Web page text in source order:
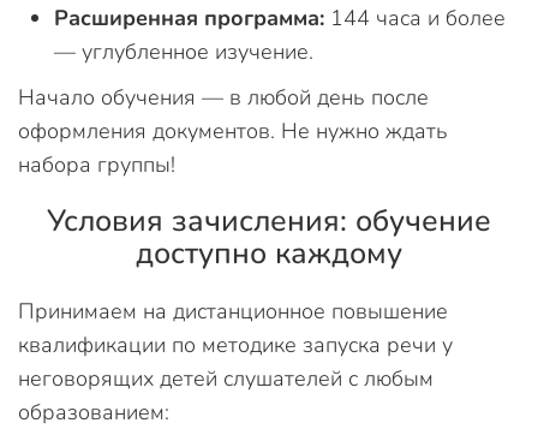
Расширенная программа: 144 часа и более
— углубленное изучение.
Начало обучения — в любой день после
оформления документов. Не нужно ждать
набора группы!
Условия зачисления: обучение
доступно каждому
Принимаем на дистанционное повышение
квалификации по методике запуска речи у
неговорящих детей слушателей с любым
образованием: